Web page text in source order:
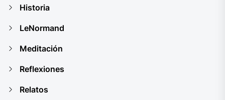
Historia
LeNormand
Meditación
Reflexiones
Relatos